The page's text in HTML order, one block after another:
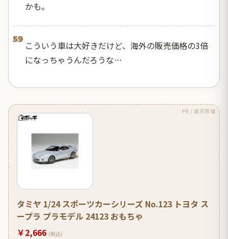
かも。
59
こういう車は大好きだけど、海外の販売価格の3倍
になっちゃうんだろうな…
PR / 楽天市場
タミヤ 1/24 スポーツカーシリーズ No.123 トヨタ ス
ープラ プラモデル 24123 おもちゃ
￥2,666 (税込)